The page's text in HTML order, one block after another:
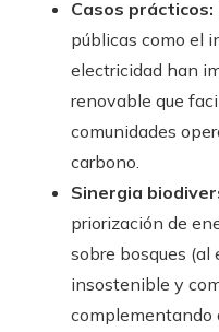
Casos prácticos:
públicas como el
electricidad han
renovable que
comunidades
carbono.
Sinergia
priorización de
sobre bosques (al
insostenible y
complementando